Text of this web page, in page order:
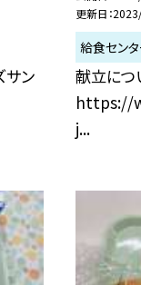
サン
更新日
給食セン
献立につ
https://
j...